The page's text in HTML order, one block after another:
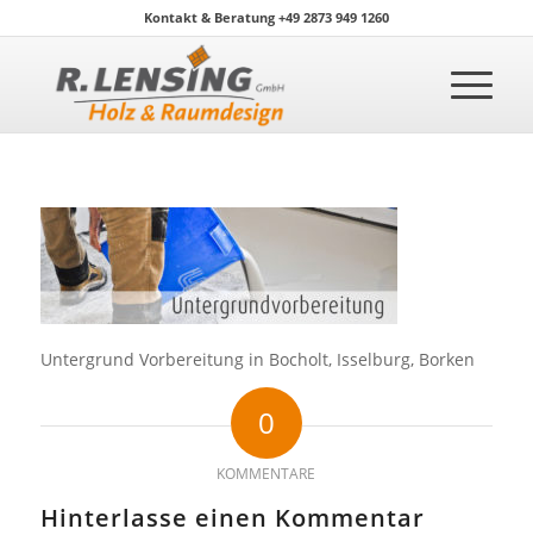
Kontakt & Beratung +49 2873 949 1260
Untergrund Vorbereitung in Bocholt, Isselburg, Borken
0
KOMMENTARE
Hinterlasse einen Kommentar